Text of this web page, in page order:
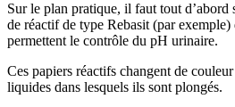
Sur le plan pratique, il faut tout d’abord
de réactif de type Rebasit (par exemple)
permettent le contrôle du pH urinaire.
Ces papiers réactifs changent de
liquides dans lesquels ils sont plongés.